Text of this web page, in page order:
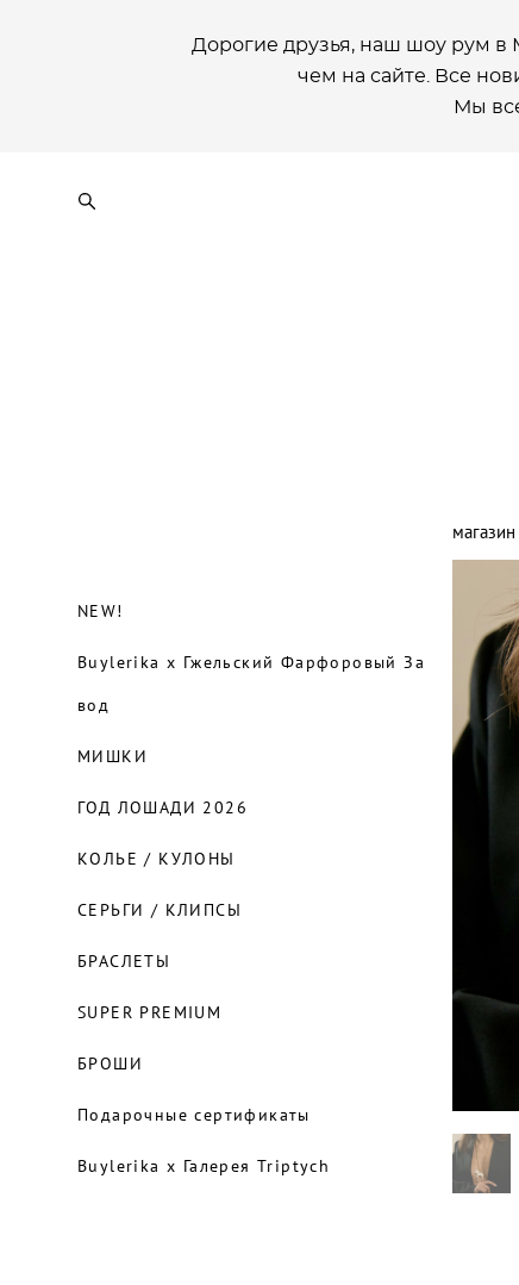
Дорогие друзья, наш шоу рум в
чем на сайте. Все
Мы
NEW!
Buylerika x Гжельский Фарфоровый За
вод
МИШКИ
ГОД ЛОШАДИ 2026
КОЛЬЕ / КУЛОНЫ
СЕРЬГИ / КЛИПСЫ
БРАСЛЕТЫ
SUPER PREMIUM
БРОШИ
Подарочные сертификаты
Buylerika x Галерея Triptych
магазин